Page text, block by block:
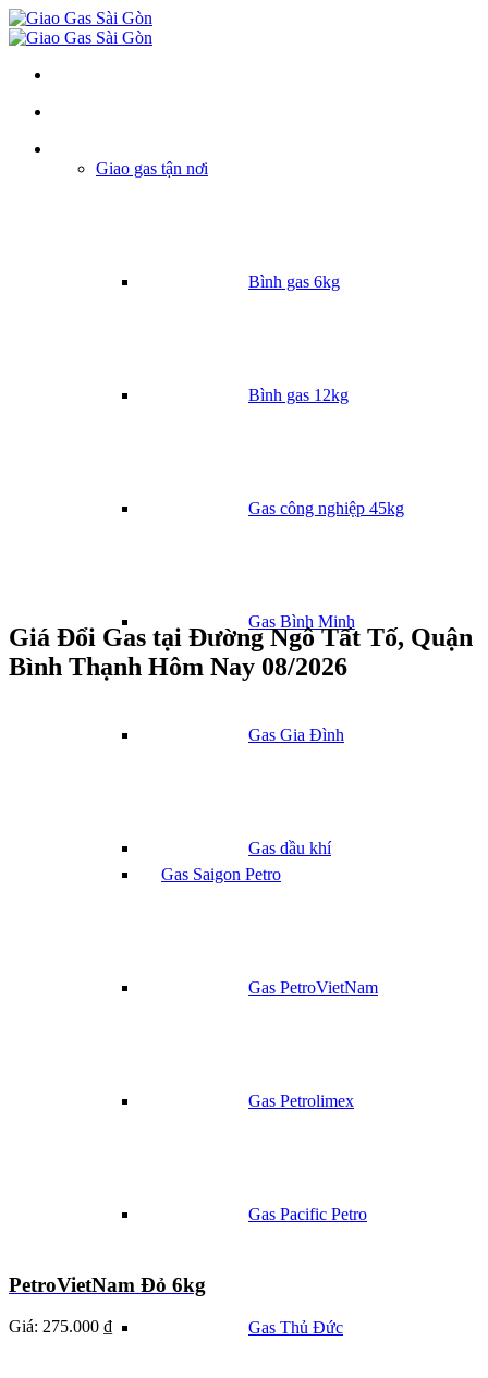
Giao gas tận nơi
Bình gas 6kg
Bình gas 12kg
Gas công nghiệp 45kg
Gas Bình Minh
Gas Gia Đình
Gas dầu khí
Gas Saigon Petro
Gas PetroVietNam
Gas Petrolimex
Gas Pacific Petro
Gas Thủ Đức
Giá Đổi Gas tại Đường Ngô Tất Tố, Quận
Bình Thạnh Hôm Nay 08/2026
PetroVietNam Đỏ 6kg
Giá: 275.000 ₫